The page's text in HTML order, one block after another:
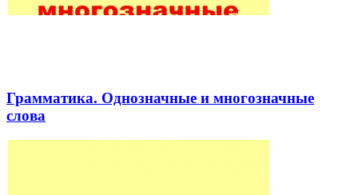
Грамматика. Однозначные и многозначные
слова